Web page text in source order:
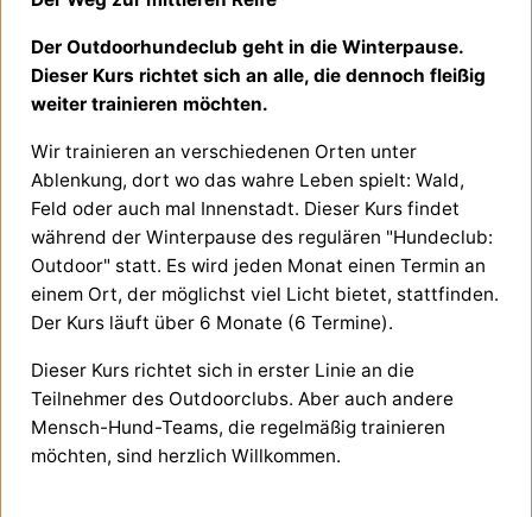
Der Outdoorhundeclub geht in die Winterpause.
Dieser Kurs richtet sich an alle, die dennoch fleißig
weiter trainieren möchten.
Wir trainieren an verschiedenen Orten unter
Ablenkung, dort wo das wahre Leben spielt: Wald,
Feld oder auch mal Innenstadt. Dieser Kurs findet
während der Winterpause des regulären "Hundeclub:
Outdoor" statt. Es wird jeden Monat einen Termin an
einem Ort, der möglichst viel Licht bietet, stattfinden.
Der Kurs läuft über 6 Monate (6 Termine).
Dieser Kurs richtet sich in erster Linie an die
Teilnehmer des Outdoorclubs. Aber auch andere
Mensch-Hund-Teams, die regelmäßig trainieren
möchten, sind herzlich Willkommen.